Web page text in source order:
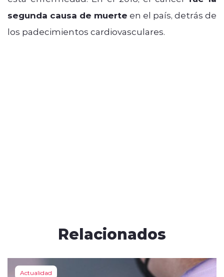
segunda causa de muerte en el país, detrás de
los padecimientos cardiovasculares.
Relacionados
Actualidad